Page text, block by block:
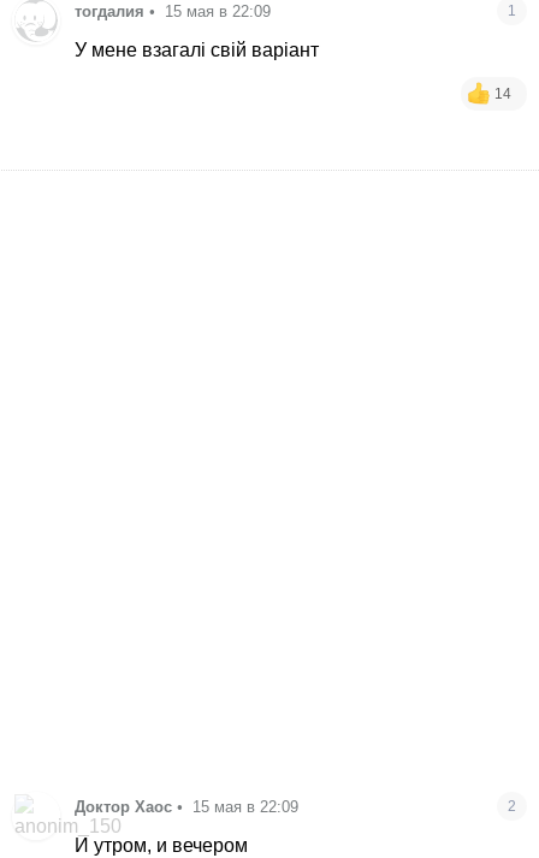
тогдалия • 15 мая в 22:09 1
У мене взагалі свій варіант
14
Доктор Хаос • 15 мая в 22:09 2
И утром, и вечером